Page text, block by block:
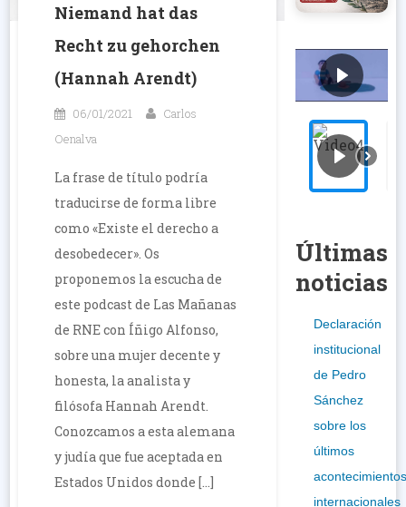
Niemand hat das
Recht zu gehorchen
(Hannah Arendt)
06/01/2021
Carlos
Oenalva
La frase de título podría
traducirse de forma libre
como «Existe el derecho a
desobedecer». Os
proponemos la escucha de
este podcast de Las Mañanas
de RNE con Íñigo Alfonso,
sobre una mujer decente y
honesta, la analista y
filósofa Hannah Arendt.
Conozcamos a esta alemana
y judía que fue aceptada en
Estados Unidos donde […]
Últimas
noticias
Declaración
institucional
de Pedro
Sánchez
sobre los
últimos
internacionales